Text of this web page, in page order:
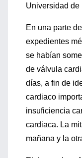
Universidad de
En una parte
expedientes
se habían
de válvula
días, a fin de
cardiaco
insuficiencia
cardiaca. La
mañana y la